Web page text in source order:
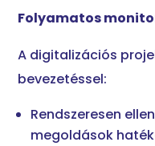
Folyamatos
A digitalizációs
bevezetéssel:
Rendszeresen
megoldások